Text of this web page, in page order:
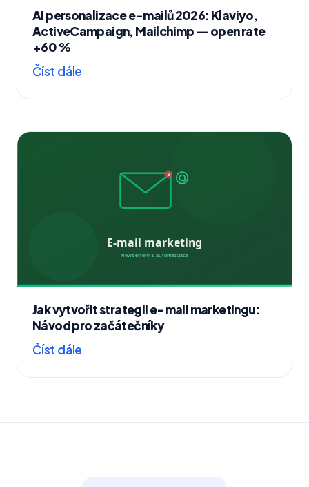
AI personalizace e-mailů 2026: Klaviyo,
ActiveCampaign, Mailchimp — open rate
+60 %
Číst dále
Jak vytvořit strategii e-mail marketingu:
Návod pro začátečníky
Číst dále